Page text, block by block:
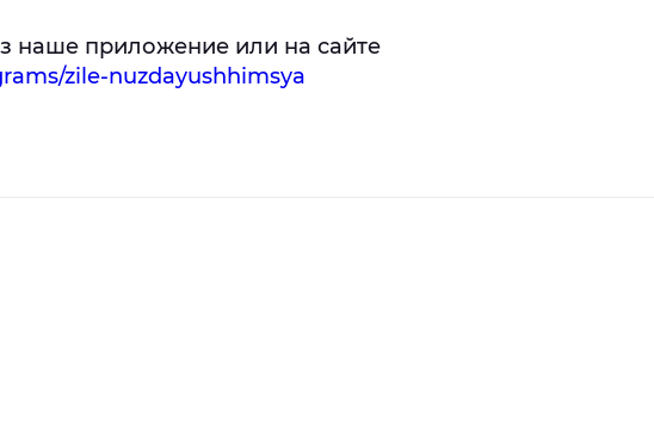
наше приложение или на сайте
zile-nuzdayushhimsya